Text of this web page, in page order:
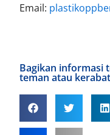
Email:
Bagikan informasi
teman atau